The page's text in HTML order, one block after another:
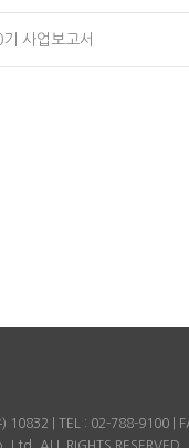
사업보고서
) 10832 | TEL : 02-788-9100 |